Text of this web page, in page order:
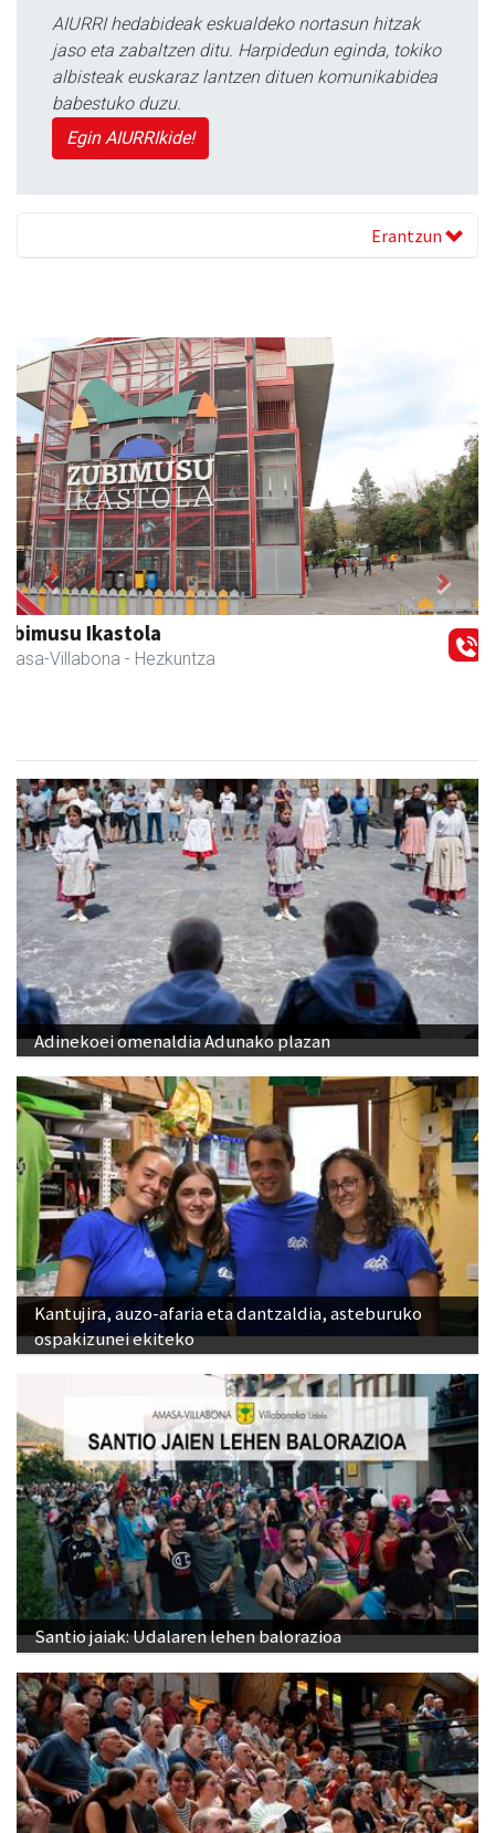
AIURRI hedabideak eskualdeko nortasun hitzak
jaso eta zabaltzen ditu. Harpidedun eginda, tokiko
albisteak euskaraz lantzen dituen komunikabidea
babestuko duzu.
Egin AIURRIkide!
Erantzun
Iraola aholkularitza
Amasa-Villabona - Abokatuak
Previous Next
Adinekoei omenaldia Adunako plazan
Kantujira, auzo-afaria eta dantzaldia, asteburuko
ospakizunei ekiteko
Santio jaiak: Udalaren lehen balorazioa